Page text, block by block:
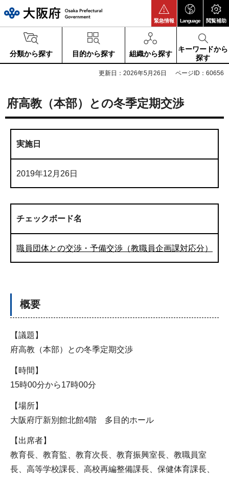
緊急情報 Language 閲覧補助
分類から探す 目的から探す 組織から探す
キーワードから
探す
更新日：2026年5月26日 ページID：60656
府高教（本部）との冬季定期交渉
実施日
2019年12月26日
チェックボード名
職員団体との交渉・予備交渉（教職員企画課対応分）
概要
【議題】
府高教（本部）との冬季定期交渉
【時間】
15時00分から17時00分
【場所】
大阪府庁新別館北館4階 多目的ホール
【出席者】
教育長、教育監、教育次長、教育振興室長、教職員室
長、高等学校課長、高校再編整備課長、保健体育課長、